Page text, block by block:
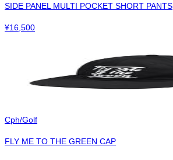
SIDE PANEL MULTI POCKET SHORT PANTS
¥16,500
Cph/Golf
FLY ME TO THE GREEN CAP